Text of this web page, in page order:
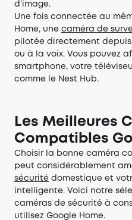
d’image.
Une fois connectée au
Home, une caméra de
pilotée directement
ou à la voix. Vous pouvez
smartphone, votre
comme le Nest Hub.
Les Meilleures
Compatibles
Choisir la bonne caméra
peut considérablement
sécurité domestique et
intelligente. Voici notre
caméras de sécurité à
utilisez Google Home.